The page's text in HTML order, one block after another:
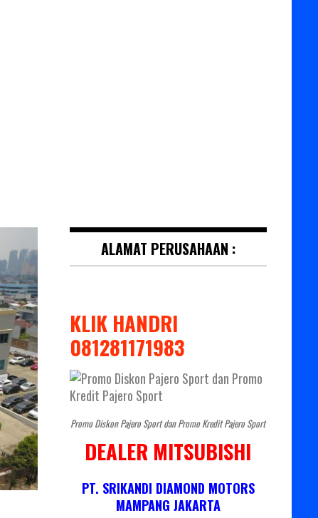
ALAMAT PERUSAHAAN :
KLIK HANDRI
081281171983
Promo Diskon Pajero Sport dan Promo Kredit Pajero Sport
DEALER MITSUBISHI
PT. SRIKANDI DIAMOND MOTORS
MAMPANG JAKARTA